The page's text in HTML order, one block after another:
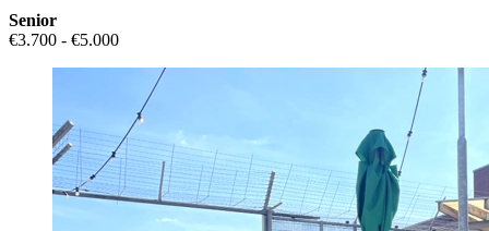
Senior
€3.700 - €5.000